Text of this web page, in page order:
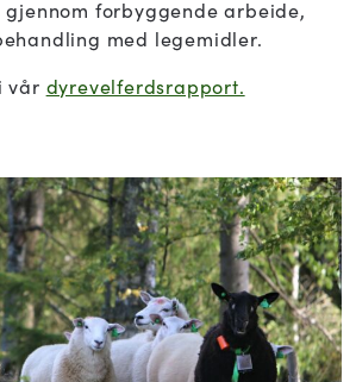
forbyggende arbeide,
med legemidler.
vår dyrevelferdsrapport.